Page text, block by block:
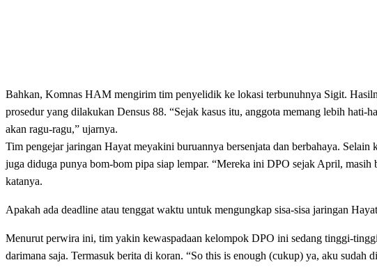
Bahkan, Komnas HAM mengirim tim penyelidik ke lokasi terbunuhnya Sigit.
prosedur yang dilakukan Densus 88. “Sejak kasus itu, anggota memang lebih
akan ragu-ragu,” ujarnya.
Tim pengejar jaringan Hayat meyakini buruannya bersenjata dan berbahaya.
juga diduga punya bom-bom pipa siap lempar. “Mereka ini DPO sejak April,
katanya.
Apakah ada deadline atau tenggat waktu untuk mengungkap sisa-sisa jaringan
Menurut perwira ini, tim yakin kewaspadaan kelompok DPO ini sedang tinggi-
darimana saja. Termasuk berita di koran. “So this is enough (cukup) ya, aku sudah